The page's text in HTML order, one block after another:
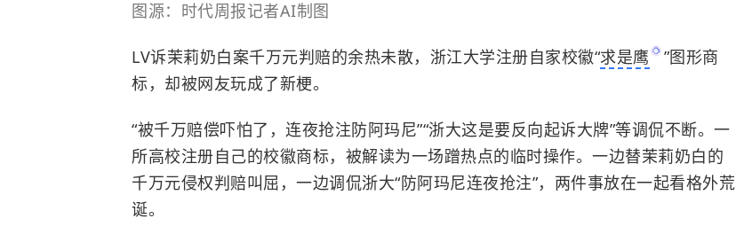
图源：时代周报记者AI制图
LV诉茉莉奶白案千万元判赔的余热未散，浙江大学注册自家校徽“求是鹰
”图形商
标，却被网友玩成了新梗。
“被千万赔偿吓怕了，连夜抢注防阿玛尼”“浙大这是要反向起诉大牌”等调侃不断。一
所高校注册自己的校徽商标，被解读为一场蹭热点的临时操作。一边替茉莉奶白的
千万元侵权判赔叫屈，一边调侃浙大“防阿玛尼连夜抢注”，两件事放在一起看格外荒
诞。